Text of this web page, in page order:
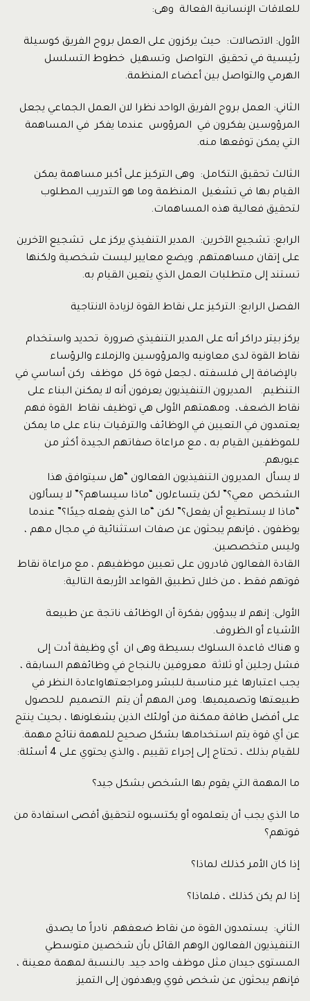
للعلاقات الإنسانية الفعالة وهى:
الأول: الاتصالات: حيث يركزون على العمل بروح الفريق كوسيلة
رئيسية في تحقيق التواصل وتسهيل خطوط التسلسل
الهرمي والتواصل بين أعضاء المنظمة.
الثاني: العمل بروح الفريق الواحد نظرا لان العمل الجماعي يجعل
المرؤوسين يفكرون في المرؤوس عندما يفكر في المساهمة
التي يمكن توقعها منه.
الثالث تحقيق التكامل: وهى التركيز على أكبر مساهمة يمكن
القيام بها في تشغيل المنظمة وما هو التدريب المطلوب
لتحقيق فعالية هذه المساهمات.
الرابع: تشجيع الآخرين: المدير التنفيذي يركز على تشجيع الآخرين
على إتقان مساهمتهم. ويضع معايير ليست شخصية ولكنها
تستند إلى متطلبات العمل الذي يتعين القيام به.
الفصل الرابع: التركيز على نقاط القوة لزيادة الانتاجية
يركز بيتر دراكر أنه على المدير التنفيذي ضرورة تحديد واستخدام
نقاط القوة لدى معاونيه والمرؤوسين والزملاء والرؤساء
بالإضافة إلى فلسفته ، لجعل قوة كل موظف ركن أساسي في
التنظيم. المديرون التنفيذيون يعرفون أنه لا يمكنن البناء على
نقاط الضعف، ومهمتهم الأولى هي توظيف نقاط القوة فهم
يعتمدون في التعيين في الوظائف والترقيات بناء على ما يمكن
للموظفين القيام به ، مع مراعاة صفاتهم الجيدة أكثر من
عيوبهم.
لا يسأل المديرون التنفيذيون الفعالون “هل سيتوافق هذا
الشخص معي؟” لكن يتساءلون “ماذا سيساهم؟” لا يسألون
“ماذا لا يستطيع أن يفعل؟” لكن “ما الذي يفعله جيدًا؟” عندما
يوظفون ، فإنهم يبحثون عن صفات استثنائية في مجال مهم ،
وليس متخصصين.
القادة الفعالون قادرون على تعيين موظفيهم ، مع مراعاة نقاط
قوتهم فقط ، من خلال تطبيق القواعد الأربعة التالية:
الأولى: إنهم لا يبدؤون بفكرة أن الوظائف ناتجة عن طبيعة
الأشياء أو الظروف.
و هناك قاعدة السلوك بسيطة وهى ان أي وظيفة أدت إلى
فشل رجلين أو ثلاثة معروفين بالنجاح في وظائفهم السابقة ،
يجب اعتبارها غير مناسبة للبشر ومراجعتهاواعادة النظر في
طبيعتها وتصميميها. ومن المهم أن يتم التصميم للحصول
على أفضل طاقة ممكنة من أولئك الذين يشغلونها ، بحيث ينتج
عن أي قوة يتم استخدامها بشكل صحيح للمهمة نتائج مهمة.
للقيام بذلك ، تحتاج إلى إجراء تقييم ، والذي يحتوي على 4 أسئلة:
ما المهمة التي يقوم بها الشخص بشكل جيد؟
ما الذي يجب أن يتعلموه أو يكتسبوه لتحقيق أقصى استفادة من
قوتهم؟
إذا كان الأمر كذلك لماذا؟
إذا لم يكن كذلك ، فلماذا؟
الثاني: يستمدون القوة من نقاط ضعفهم. نادراً ما يصدق
التنفيذيون الفعالون الوهم القائل بأن شخصين متوسطي
المستوى جيدان مثل موظف واحد جيد. بالنسبة لمهمة معينة ،
فإنهم يبحثون عن شخص قوي ويهدفون إلى التميز.